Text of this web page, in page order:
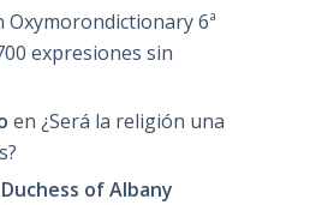
Oxymorondictionary 6ª
expresiones sin
en ¿Será la religión una
of Albany